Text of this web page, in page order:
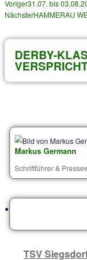
Neueste
Voriger31.07. bis
Nächster
DERBY-
Markus